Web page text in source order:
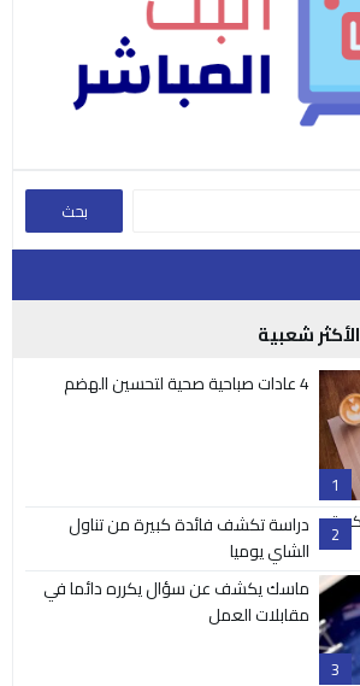
الأكثر شعبية
1
4 عادات صباحية صحية لتحسين الهضم
2
دراسة تكشف فائدة كبيرة من تناول
الشاي يوميا
3
ماسك يكشف عن سؤال يكرره دائما في
مقابلات العمل